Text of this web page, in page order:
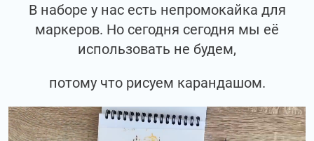
В наборе у нас есть непромокайка для
маркеров. Но сегодня сегодня мы её
использовать не будем,
потому что рисуем карандашом.